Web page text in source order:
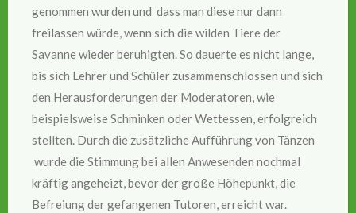
genommen wurden und dass man diese nur dann
freilassen würde, wenn sich die wilden Tiere der
Savanne wieder beruhigten. So dauerte es nicht lange,
bis sich Lehrer und Schüler zusammenschlossen und sich
den Herausforderungen der Moderatoren, wie
beispielsweise Schminken oder Wettessen, erfolgreich
stellten. Durch die zusätzliche Aufführung von Tänzen
wurde die Stimmung bei allen Anwesenden nochmal
kräftig angeheizt, bevor der große Höhepunkt, die
Befreiung der gefangenen Tutoren, erreicht war.